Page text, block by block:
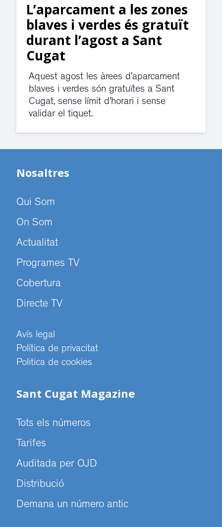
L’aparcament a les zones
blaves i verdes és gratuït
durant l’agost a Sant
Cugat
Aquest agost les àrees d’aparcament
blaves i verdes són gratuïtes a Sant
Cugat, sense límit d’horari i sense
validar el tiquet.
Nosaltres
Qui Som
On Som
Actualitat
Programes TV
Cobertura
Directe TV
Avís legal
Política de privacitat
Politica de cookies
Sant Cugat Magazine
Tots els números
Tarifes
Auditada per OJD
Distribució
Demana un número antic